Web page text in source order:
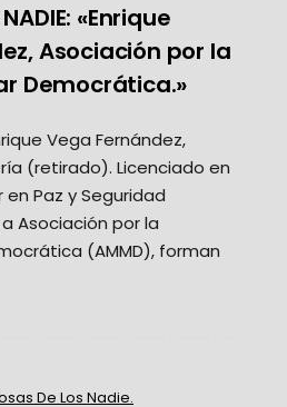
«Enrique
Asociación por la
Democrática.»
Vega Fernández,
(retirado). Licenciado en
Paz y Seguridad
Asociación por la
(AMMD), forman
De Los Nadie.